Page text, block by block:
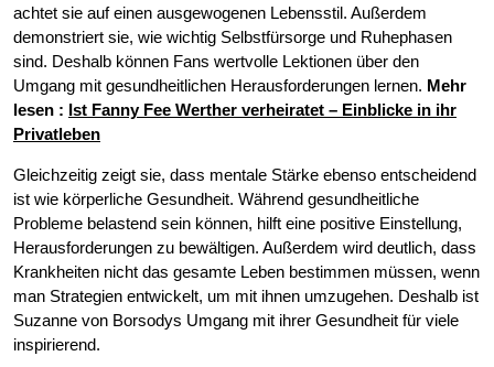
achtet sie auf einen ausgewogenen Lebensstil. Außerdem
demonstriert sie, wie wichtig Selbstfürsorge und Ruhephasen
sind. Deshalb können Fans wertvolle Lektionen über den
Umgang mit gesundheitlichen Herausforderungen lernen. Mehr
lesen : Ist Fanny Fee Werther verheiratet – Einblicke in ihr
Privatleben
Gleichzeitig zeigt sie, dass mentale Stärke ebenso entscheidend
ist wie körperliche Gesundheit. Während gesundheitliche
Probleme belastend sein können, hilft eine positive Einstellung,
Herausforderungen zu bewältigen. Außerdem wird deutlich, dass
Krankheiten nicht das gesamte Leben bestimmen müssen, wenn
man Strategien entwickelt, um mit ihnen umzugehen. Deshalb ist
Suzanne von Borsodys Umgang mit ihrer Gesundheit für viele
inspirierend.